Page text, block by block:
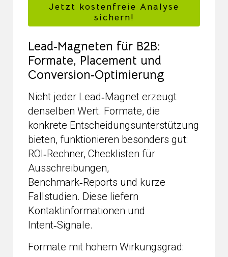
Jetzt kostenfreie Analyse
sichern!
Lead‑Magneten für B2B:
Formate, Placement und
Conversion‑Optimierung
Nicht jeder Lead‑Magnet erzeugt
denselben Wert. Formate, die
konkrete Entscheidungsunterstützung
bieten, funktionieren besonders gut:
ROI‑Rechner, Checklisten für
Ausschreibungen,
Benchmark‑Reports und kurze
Fallstudien. Diese liefern
Kontaktinformationen und
Intent‑Signale.
Formate mit hohem Wirkungsgrad: